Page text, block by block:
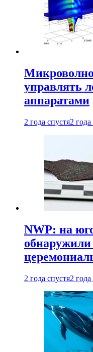
управлять
аппаратами
2 года спустя2 года
NWP: на
обнаружили
2 года спустя2 года